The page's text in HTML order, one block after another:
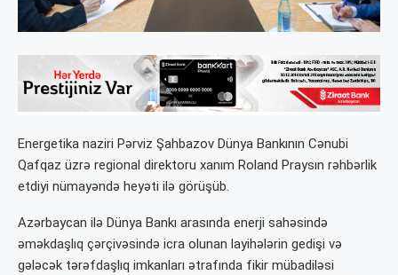
Energetika naziri Pərviz Şahbazov Dünya Bankının Cənubi
Qafqaz üzrə regional direktoru xanım Roland Praysın rəhbərlik
etdiyi nümayəndə heyəti ilə görüşüb.
Azərbaycan ilə Dünya Bankı arasında enerji sahəsində
əməkdaşlıq çərçivəsində icra olunan layihələrin gedişi və
gələcək tərəfdaşlıq imkanları ətrafında fikir mübadiləsi